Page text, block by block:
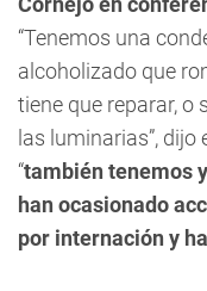
“Tenemos una
alcoholizado que
tiene que reparar, o
las luminarias”,
“también tenemos
han ocasionado
por internación y